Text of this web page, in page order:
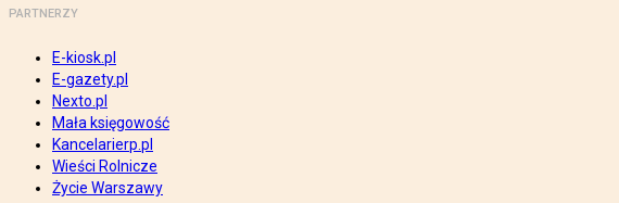
PARTNERZY
E-kiosk.pl
E-gazety.pl
Nexto.pl
Mała księgowość
Kancelarierp.pl
Wieści Rolnicze
Życie Warszawy